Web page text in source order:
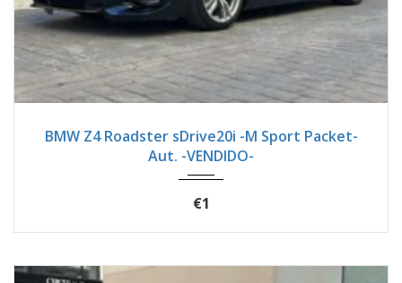
BMW Z4 Roadster sDrive20i -M Sport Packet-
Aut. -VENDIDO-
€1